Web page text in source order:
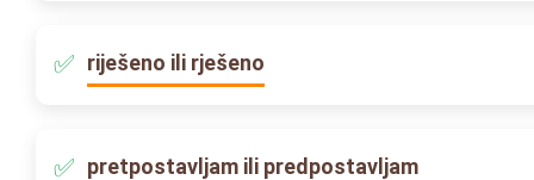
riješeno ili rješeno
pretpostavljam ili predpostavljam